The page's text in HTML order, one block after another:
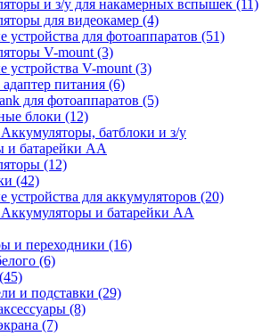
и з/у для накамерных вспышек (11)
для видеокамер (4)
устройства для фотоаппаратов (51)
V-mount (3)
устройства V-mount (3)
питания (6)
для фотоаппаратов (5)
блоки (12)
батблоки и з/у
и батарейки AA
(12)
(42)
устройства для аккумуляторов (20)
и батарейки AA
и переходники (16)
(6)
и подставки (29)
(8)
(7)